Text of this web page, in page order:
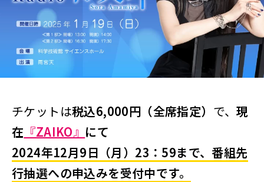
チケットは税込6,000円（全席指定） で、現
在 『ZAIKO』 にて
2024年12月9日（月）23：59まで、番組先
行抽選への申込みを受付中です。